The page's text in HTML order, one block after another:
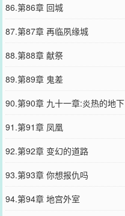
86.第86章 回城
87.第87章 再临夙缘城
88.第88章 献祭
89.第89章 鬼差
90.第90章 九十一章:炎热的地下
91.第91章 凤凰
92.第92章 变幻的道路
93.第93章 你想报仇吗
94.第94章 地宫外室